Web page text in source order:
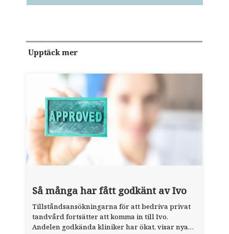
Upptäck mer
Så många har fått godkänt av Ivo
Tillståndsansökningarna för att bedriva privat
tandvård fortsätter att komma in till Ivo.
Andelen godkända kliniker har ökat, visar nya